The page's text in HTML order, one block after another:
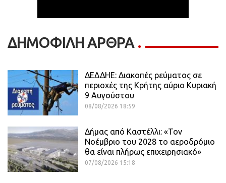
ΔΗΜΟΦΙΛΗ ΑΡΘΡΑ
ΔΕΔΔΗΕ: Διακοπές ρεύματος σε
περιοχές της Κρήτης αύριο Κυριακή
9 Αυγούστου
08/08/2026 18:59
Δήμας από Καστέλλι: «Τον
Νοέμβριο του 2028 το αεροδρόμιο
θα είναι πλήρως επιχειρησιακό»
07/08/2026 15:18